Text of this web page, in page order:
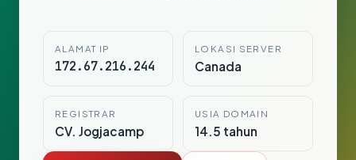
ALAMAT IP
172.67.216.244
LOKASI SERVER
Canada
REGISTRAR
CV. Jogjacamp
USIA DOMAIN
14.5 tahun